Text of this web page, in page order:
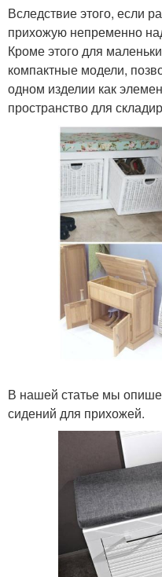
Вследствие этого, если
прихожую непременно
Кроме этого для
компактные модели,
одном изделии как
пространство для
В нашей статье мы
сидений для прихожей.